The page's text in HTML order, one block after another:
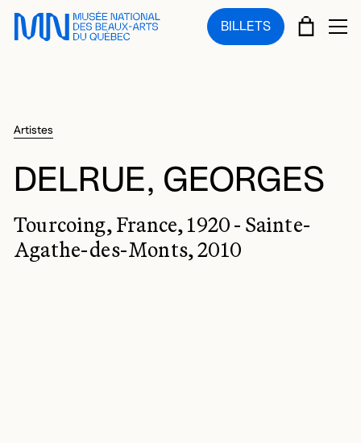
Sauter au menu principal
Sauter au contenu principal
Sauter au pied de page
BILLETS PANIER
Artistes
DELRUE, GEORGES
Tourcoing, France, 1920 - Sainte-
Agathe-des-Monts, 2010